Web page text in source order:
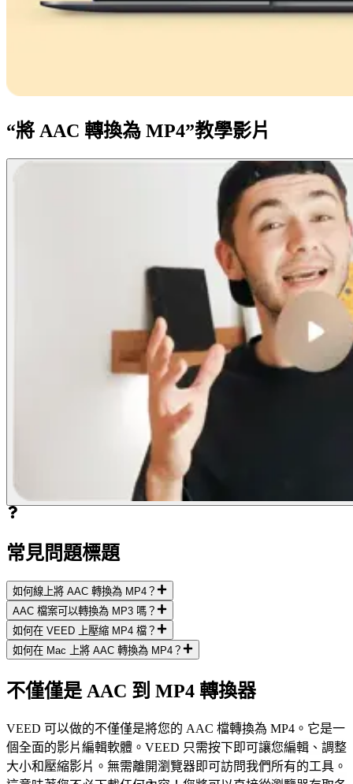
“將 AAC 轉換為 MP4”教學影片
常見問題標題
如何線上將 AAC 轉換為 MP4？
AAC 檔案可以轉換為 MP3 嗎？
如何在 VEED 上壓縮 MP4 檔？
如何在 Mac 上將 AAC 轉換為 MP4？
不僅僅是 AAC 到 MP4 轉換器
VEED 可以做的不僅僅是將您的 AAC 檔轉換為 MP4。它是一
個全面的影片編輯軟體。VEED 只需按下即可讓您編輯、調整
大小和壓縮影片。無需離開瀏覽器即可訪問我們所有的工具。